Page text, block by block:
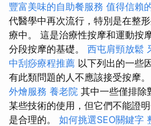
豐富美味的自助餐服務 值得信賴
代醫學中再次流行，特別是在整
療中。 這是治療性按摩和運動按
分段按摩的基礎。 西屯肩頸放鬆
中刮痧療程推薦 以下列出的一些
有此類問題的人不應該接受按摩。
外燴服務 養老院 其中一些僅排除
某些技術的使用，但它們不能證
是合理的。 如何挑選SEO關鍵字